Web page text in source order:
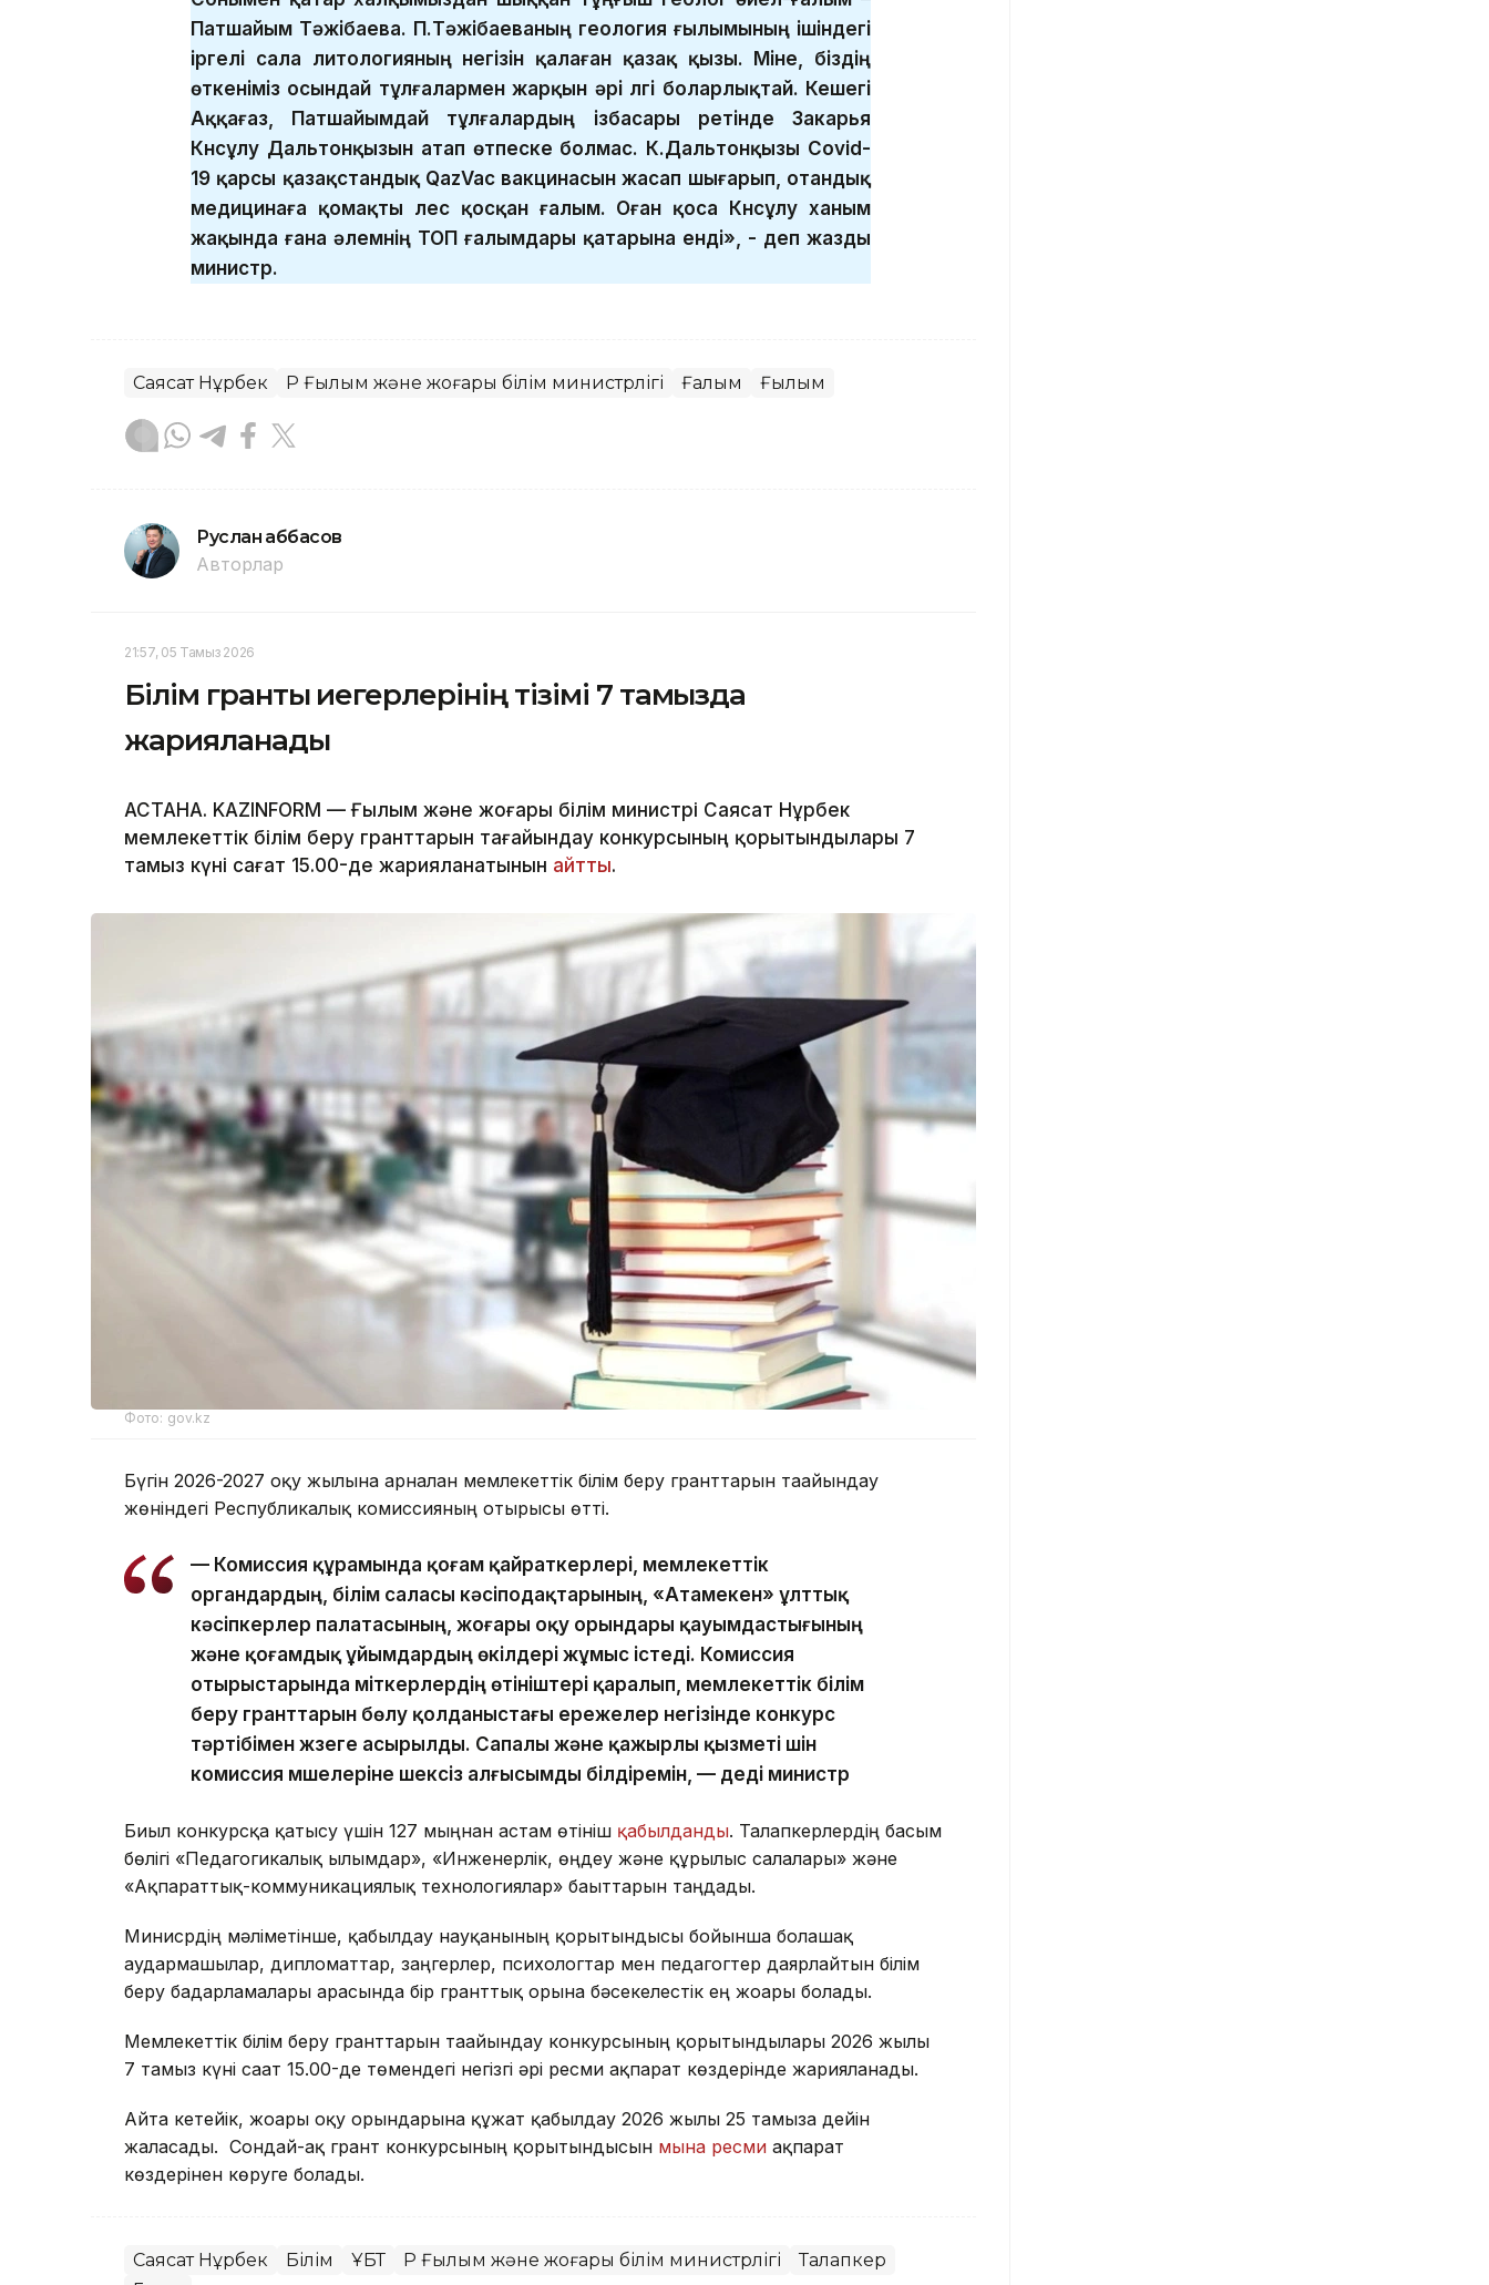
Патшайым Тәжібаева. П.Тәжібаеваның геология ғылымының ішіндегі
іргелі сала литологияның негізін қалаған қазақ қызы. Міне, біздің
өткеніміз осындай тұлғалармен жарқын әрі үлгі боларлықтай. Кешегі
Аққағаз, Патшайымдай тұлғалардың ізбасары ретінде Закарья
Күнсұлу Дальтонқызын атап өтпеске болмас. К.Дальтонқызы Covid-
19 қарсы қазақстандық QazVac вакцинасын жасап шығарып, отандық
медицинаға қомақты үлес қосқан ғалым. Оған қоса Күнсұлу ханым
жақында ғана әлемнің ТОП ғалымдары қатарына енді», - деп жазды
министр.
Саясат Нұрбек ҚР Ғылым және жоғары білім министрлігі Ғалым Ғылым
Руслан Ғаббасов
Авторлар
21:57, 05 Тамыз 2026
Білім гранты иегерлерінің тізімі 7 тамызда
жарияланады
АСТАНА. KAZINFORM — Ғылым және жоғары білім министрі Саясат Нұрбек
мемлекеттік білім беру гранттарын тағайындау конкурсының қорытындылары 7
тамыз күні сағат 15.00-де жарияланатынын айтты.
Фото: gov.kz
Бүгін 2026-2027 оқу жылына арналған мемлекеттік білім беру гранттарын тағайындау
жөніндегі Республикалық комиссияның отырысы өтті.
— Комиссия құрамында қоғам қайраткерлері, мемлекеттік
органдардың, білім саласы кәсіподақтарының, «Атамекен» ұлттық
кәсіпкерлер палатасының, жоғары оқу орындары қауымдастығының
және қоғамдық ұйымдардың өкілдері жұмыс істеді. Комиссия
отырыстарында үміткерлердің өтініштері қаралып, мемлекеттік білім
беру гранттарын бөлу қолданыстағы ережелер негізінде конкурс
тәртібімен жүзеге асырылды. Сапалы және қажырлы қызметі үшін
комиссия мүшелеріне шексіз алғысымды білдіремін, — деді министр
Биыл конкурсқа қатысу үшін 127 мыңнан астам өтініш қабылданды. Талапкерлердің басым
бөлігі «Педагогикалық ғылымдар», «Инженерлік, өңдеу және құрылыс салалары» және
«Ақпараттық-коммуникациялық технологиялар» бағыттарын таңдады.
Минисрдің мәліметінше, қабылдау науқанының қорытындысы бойынша болашақ
аудармашылар, дипломаттар, заңгерлер, психологтар мен педагогтер даярлайтын білім
беру бағдарламалары арасында бір гранттық орынға бәсекелестік ең жоғары болады.
Мемлекеттік білім беру гранттарын тағайындау конкурсының қорытындылары 2026 жылғы
7 тамыз күні сағат 15.00-де төмендегі негізгі әрі ресми ақпарат көздерінде жарияланады.
Айта кетейік, жоғары оқу орындарына құжат қабылдау 2026 жылғы 25 тамызға дейін
жалғасады. Сондай-ақ грант конкурсының қорытындысын мына ресми ақпарат
көздерінен көруге болады.
Саясат Нұрбек Білім ҰБТ ҚР Ғылым және жоғары білім министрлігі
Талапкер